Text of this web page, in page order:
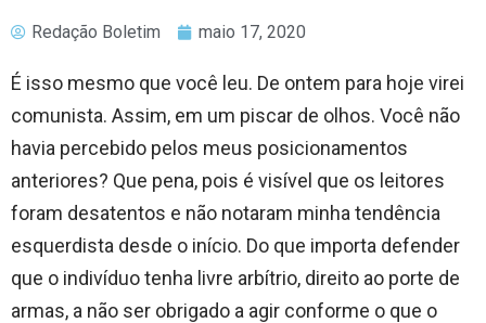
Redação Boletim maio 17, 2020
É isso mesmo que você leu. De ontem para hoje virei
comunista. Assim, em um piscar de olhos. Você não
havia percebido pelos meus posicionamentos
anteriores? Que pena, pois é visível que os leitores
foram desatentos e não notaram minha tendência
esquerdista desde o início. Do que importa defender
que o indivíduo tenha livre arbítrio, direito ao porte de
armas, a não ser obrigado a agir conforme o que o